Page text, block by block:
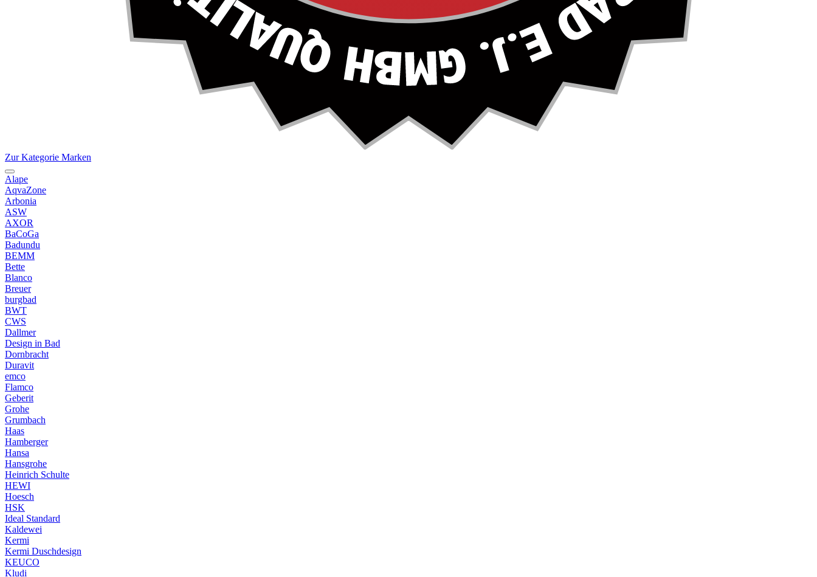
Zur Kategorie Marken
Alape
AqvaZone
Arbonia
ASW
AXOR
BaCoGa
Badundu
BEMM
Bette
Blanco
Breuer
burgbad
BWT
CWS
Dallmer
Design in Bad
Dornbracht
Duravit
emco
Flamco
Geberit
Grohe
Grumbach
Haas
Hamberger
Hansa
Hansgrohe
Heinrich Schulte
HEWI
Hoesch
HSK
Ideal Standard
Kaldewei
Kermi
Kermi Duschdesign
KEUCO
Kludi